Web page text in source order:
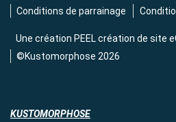
Conditions de parrainage
Une création PEEL création de site
©Kustomorphose 2026
KUSTOMORPHOSE